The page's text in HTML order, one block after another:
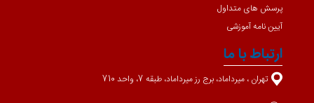
پرسش های متداول
آیین نامه آموزشی
ارتباط با ما
تهران ، میرداماد، برج رز میرداماد، طبقه 7، واحد 710